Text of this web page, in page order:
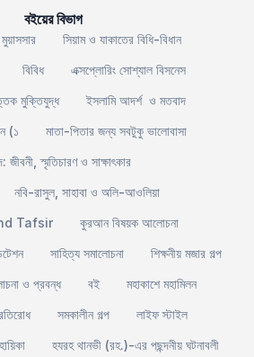
বইয়ের বিভাগ
সিয়াম ও যাকাতের বিধি-বিধান
বিবিধ
এক্সপ্লোরিং সোশ্যাল বিসনেস
মুক্তিযুদ্ধ
ইসলামি আদর্শ ও মতবাদ
(১
মাতা-পিতার জন্য সবটুকু ভালোবাসা
জীবনী, স্মৃতিচারণ ও সাক্ষাৎকার
নবি-রাসুল, সাহাবা ও অলি-আওলিয়া
Tafsir
কুরআন বিষয়ক আলোচনা
সাহিত্য সমালোচনা
শিক্ষনীয় মজার গল্প
ও প্রবন্ধ
বই
মহাকাশে মহামিলন
সমকালীন গল্প
লাইফ স্টাইল
হযরহ থানভী (রহ.)-এর পছন্দনীয় ঘটনাবলী